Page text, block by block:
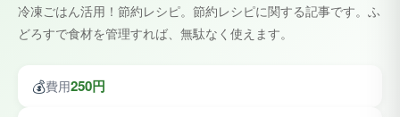
冷凍ごはん活用！節約レシピ。節約レシピに関する記事です。ふ
どろすで食材を管理すれば、無駄なく使えます。
💰費用250円